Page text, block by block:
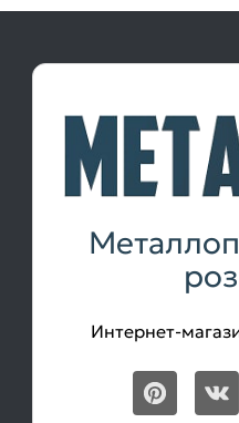
Интернет-